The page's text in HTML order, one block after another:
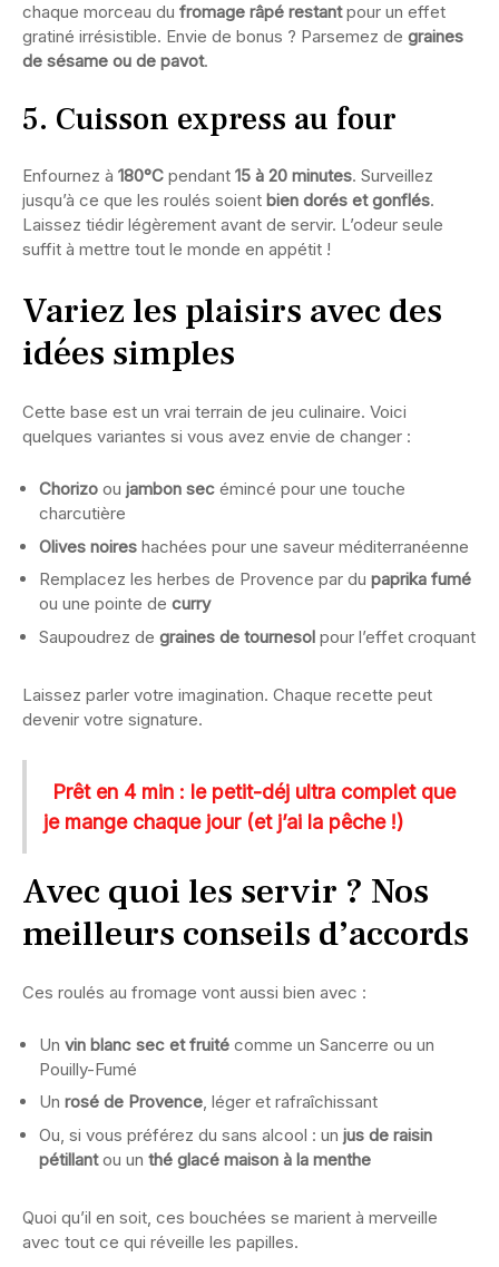
chaque morceau du fromage râpé restantpour un effet
gratiné irrésistible. Envie de bonus ? Parsemez de graines
de sésame ou de pavot.
5. Cuisson express au four
Enfournez à 180°C pendant 15 à 20 minutes. Surveillez
jusqu’à ce que les roulés soient bien dorés et gonflés.
Laissez tiédir légèrement avant de servir. L’odeur seule
suffit à mettre tout le monde en appétit !
Variez les plaisirs avec des
idées simples
Cette base est un vrai terrain de jeu culinaire. Voici
quelques variantes si vous avez envie de changer :
Chorizo ou jambon sec émincé pour une touche
charcutière
Olives noires hachées pour une saveur méditerranéenne
Remplacez les herbes de Provence par du paprika fumé
ou une pointe de curry
Saupoudrez de graines de tournesol pour l’effet croquant
Laissez parler votre imagination. Chaque recette peut
devenir votre signature.
Prêt en 4 min : le petit-déj ultra complet que
je mange chaque jour (et j’ai la pêche !)
Avec quoi les servir ? Nos
meilleurs conseils d’accords
Ces roulés au fromage vont aussi bien avec :
Un vin blanc sec et fruité comme un Sancerre ou un
Pouilly-Fumé
Un rosé de Provence, léger et rafraîchissant
Ou, si vous préférez du sans alcool : un jus de raisin
pétillantou un thé glacé maison à la menthe
Quoi qu’il en soit, ces bouchées se marient à merveille
avec tout ce qui réveille les papilles.